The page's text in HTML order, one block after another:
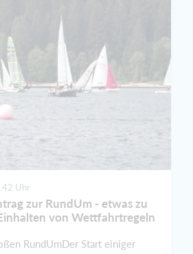
Uhr
zur RundUm - etwas zu
von Wettfahrtregeln
RundUmDer Start einiger